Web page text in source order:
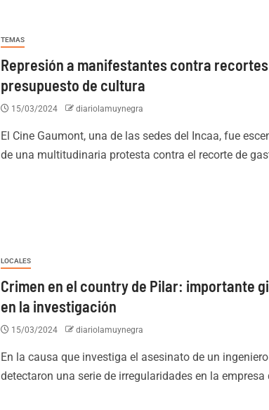
TEMAS
Represión a manifestantes contra
presupuesto de cultura
15/03/2024 diariolamuynegra
El Cine Gaumont, una de las sedes del Incaa, fue
de una multitudinaria protesta contra el recorte de
LOCALES
Crimen en el country de Pilar: importante
en la investigación
15/03/2024 diariolamuynegra
En la causa que investiga el asesinato de un
detectaron una serie de irregularidades en la empresa